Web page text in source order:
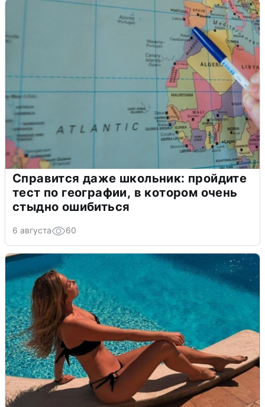
Справится даже школьник: пройдите
тест по географии, в котором очень
стыдно ошибиться
6 августа 60